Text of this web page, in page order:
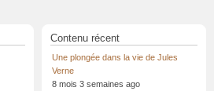
Contenu récent
Une plongée dans la vie de Jules
Verne
8 mois 3 semaines ago